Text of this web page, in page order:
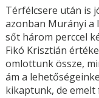
Térfélcsere után is
azonban Murányi
sőt három perccel
Fikó Krisztián
omlottunk össze,
ám a
kikaptunk, de